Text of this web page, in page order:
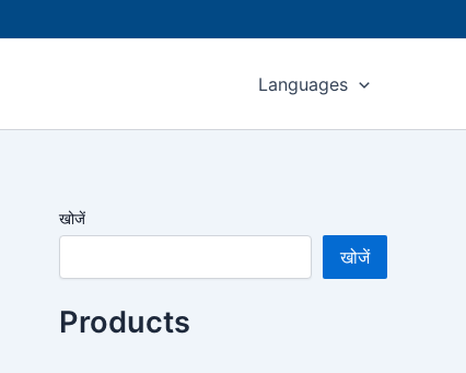
Languages
खोजें
खोजें
Products